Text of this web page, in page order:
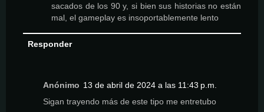
sacados de los 90 y, si bien sus historias no están
mal, el gameplay es insoportablemente lento
Responder
Anónimo 13 de abril de 2024 a las 11:43 p.m.
Sigan trayendo más de este tipo me entretubo